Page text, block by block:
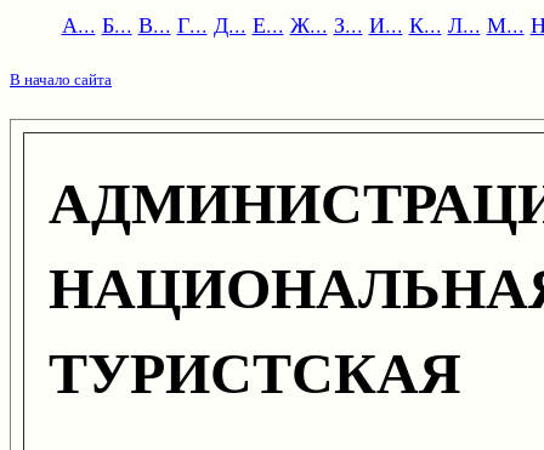
А... Б... В... Г... Д... Е... Ж... З... И... К... Л... М...
В начало сайта
ТУРИСТСКАЯ